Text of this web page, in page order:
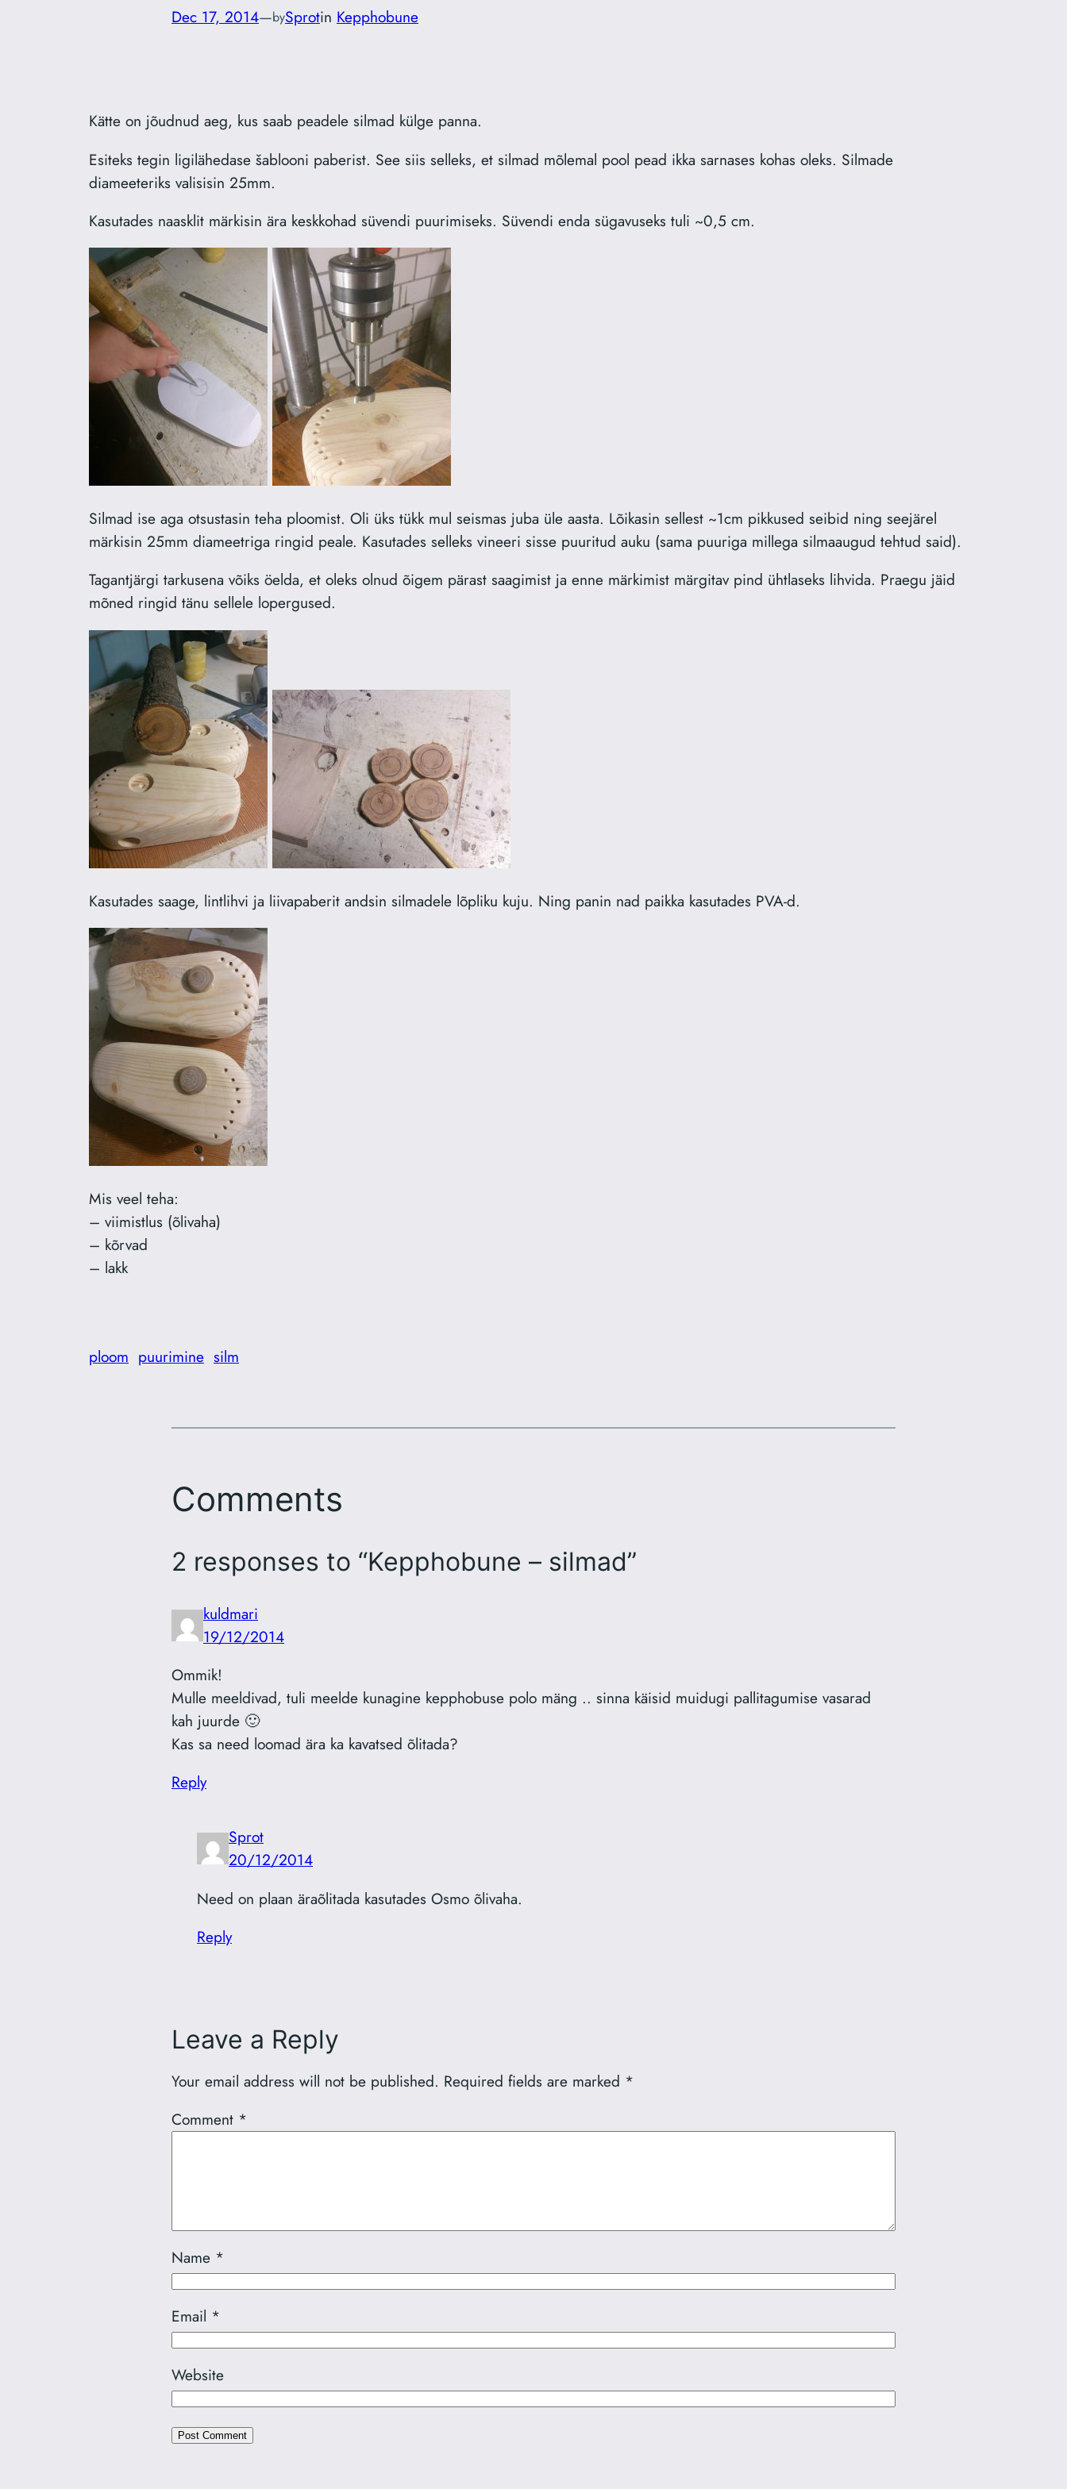
Dec 17, 2014—bySprotin Kepphobune
Kätte on jõudnud aeg, kus saab peadele silmad külge panna.
Esiteks tegin ligilähedase šablooni paberist. See siis selleks, et silmad mõlemal pool pead ikka sarnases kohas oleks. Silmade
diameeteriks valisisin 25mm.
Kasutades naasklit märkisin ära keskkohad süvendi puurimiseks. Süvendi enda sügavuseks tuli ~0,5 cm.
Silmad ise aga otsustasin teha ploomist. Oli üks tükk mul seismas juba üle aasta. Lõikasin sellest ~1cm pikkused seibid ning seejärel
märkisin 25mm diameetriga ringid peale. Kasutades selleks vineeri sisse puuritud auku (sama puuriga millega silmaaugud tehtud said).
Tagantjärgi tarkusena võiks öelda, et oleks olnud õigem pärast saagimist ja enne märkimist märgitav pind ühtlaseks lihvida. Praegu jäid
mõned ringid tänu sellele lopergused.
Kasutades saage, lintlihvi ja liivapaberit andsin silmadele lõpliku kuju. Ning panin nad paikka kasutades PVA-d.
Mis veel teha:
– viimistlus (õlivaha)
– kõrvad
– lakk
ploom puurimine silm
Comments
2 responses to “Kepphobune – silmad”
kuldmari
19/12/2014
Ommik!
Mulle meeldivad, tuli meelde kunagine kepphobuse polo mäng .. sinna käisid muidugi pallitagumise vasarad
kah juurde 🙂
Kas sa need loomad ära ka kavatsed õlitada?
Reply
Sprot
20/12/2014
Need on plaan äraõlitada kasutades Osmo õlivaha.
Reply
Leave a Reply
Your email address will not be published. Required fields are marked *
Comment *
Name *
Email *
Website